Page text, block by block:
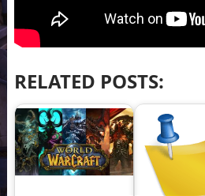
RELATED POSTS: